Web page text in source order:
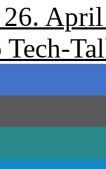
Tech-